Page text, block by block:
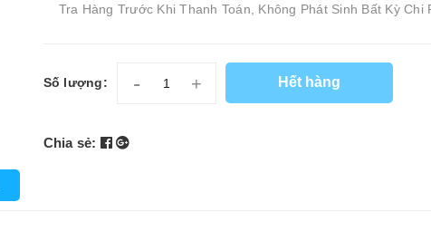
Tra Hàng Trước Khi Thanh Toán, Không Phát Sinh Bất Kỳ Chi
Số lượng: - + Hết hàng
Chia sẻ: